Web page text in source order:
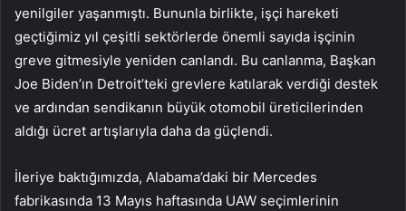
yenilgiler yaşanmıştı. Bununla birlikte, işçi hareketi
geçtiğimiz yıl çeşitli sektörlerde önemli sayıda işçinin
greve gitmesiyle yeniden canlandı. Bu canlanma, Başkan
Joe Biden’ın Detroit’teki grevlere katılarak verdiği destek
ve ardından sendikanın büyük otomobil üreticilerinden
aldığı ücret artışlarıyla daha da güçlendi.
İleriye baktığımızda, Alabama’daki bir Mercedes
fabrikasında 13 Mayıs haftasında UAW seçimlerinin